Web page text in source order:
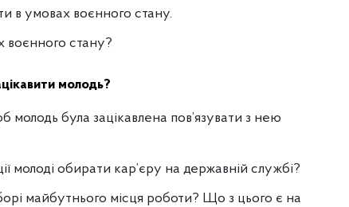
в умовах воєнного стану.
воєнного стану?
молодь?
була зацікавлена пов’язувати з нею
обирати кар’єру на державній службі?
майбутнього місця роботи? Що з цього є на